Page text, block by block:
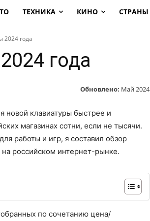
ТЕХНИКА КИНО СТРАНЫ
2024 года
года
Обновлено: Май 2024
новой клавиатуры быстрее и
магазинах сотни, если не тысячи.
работы и игр, я составил обзор
российском интернет-рынке.
по сочетанию цена/